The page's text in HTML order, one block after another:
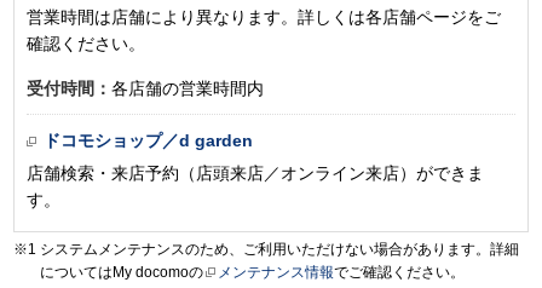
営業時間は店舗により異なります。詳しくは各店舗ページをご
確認ください。
受付時間： 各店舗の営業時間内
ドコモショップ／d garden
店舗検索・来店予約（店頭来店／オンライン来店）ができま
す。
システムメンテナンスのため、ご利用いただけない場合があります。詳細
についてはMy docomoの
メンテナンス情報でご確認ください。